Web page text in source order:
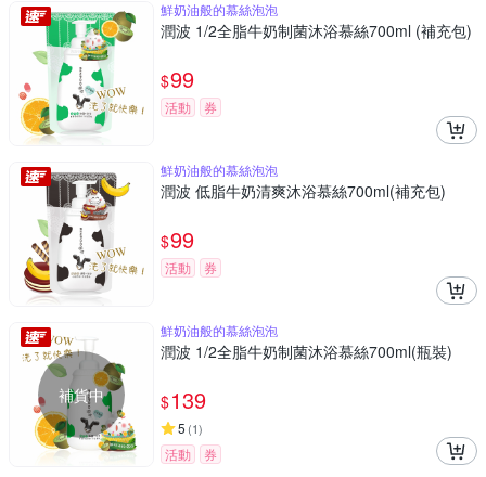
鮮奶油般的慕絲泡泡
潤波 1/2全脂牛奶制菌沐浴慕絲700ml (補充包)
$99
活動 券
鮮奶油般的慕絲泡泡
潤波 低脂牛奶清爽沐浴慕絲700ml(補充包)
$99
活動 券
補貨中
鮮奶油般的慕絲泡泡
潤波 1/2全脂牛奶制菌沐浴慕絲700ml(瓶裝)
$139
5 (1)
活動
券